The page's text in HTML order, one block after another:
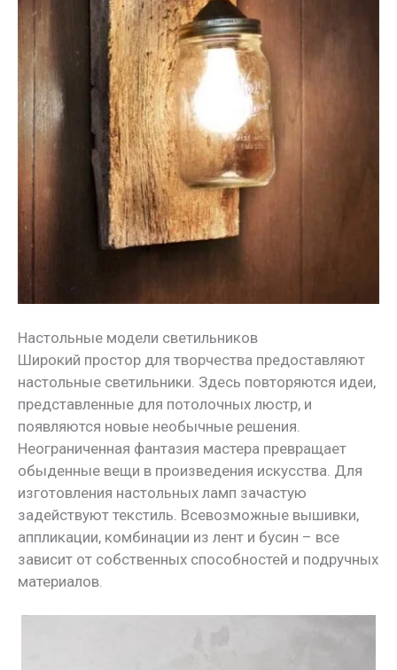
Настольные модели светильников
Широкий простор для творчества предоставляют
настольные светильники. Здесь повторяются идеи,
представленные для потолочных люстр, и
появляются новые необычные решения.
Неограниченная фантазия мастера превращает
обыденные вещи в произведения искусства. Для
изготовления настольных ламп зачастую
задействуют текстиль. Всевозможные вышивки,
аппликации, комбинации из лент и бусин – все
зависит от собственных способностей и подручных
материалов.